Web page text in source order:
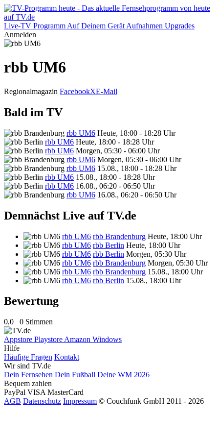
Live-TV Programm Auf Deinem Gerät Aufnahmen Upgrades
Anmelden
rbb UM6
Regionalmagazin FacebookXE-Mail
Bald im TV
rbb UM6 Heute, 18:00 - 18:28 Uhr
rbb UM6 Heute, 18:00 - 18:28 Uhr
rbb UM6 Morgen, 05:30 - 06:00 Uhr
rbb UM6 Morgen, 05:30 - 06:00 Uhr
rbb UM6 15.08., 18:00 - 18:28 Uhr
rbb UM6 15.08., 18:00 - 18:28 Uhr
rbb UM6 16.08., 06:20 - 06:50 Uhr
rbb UM6 16.08., 06:20 - 06:50 Uhr
Demnächst Live auf TV.de
rbb UM6 rbb Brandenburg Heute, 18:00 Uhr
rbb UM6 rbb Berlin Heute, 18:00 Uhr
rbb UM6 rbb Berlin Morgen, 05:30 Uhr
rbb UM6 rbb Brandenburg Morgen, 05:30 Uhr
rbb UM6 rbb Brandenburg 15.08., 18:00 Uhr
rbb UM6 rbb Berlin 15.08., 18:00 Uhr
Bewertung
0,0 0 Stimmen
Appstore Playstore Amazon Windows
Hilfe
Häufige Fragen Kontakt
Wir sind TV.de
Dein Fernsehen Dein Fußball Deine WM 2026
Bequem zahlen
PayPal VISA MasterCard
AGB Datenschutz Impressum © Couchfunk GmbH 2011 - 2026